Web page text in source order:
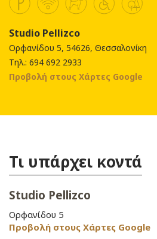
Studio Pellizco
Ορφανίδου 5, 54626, Θεσσαλονίκη
Τηλ.: 694 692 2933
Προβολή στους Χάρτες Google
Τι υπάρχει κοντά
Studio Pellizco
Ορφανίδου 5
Προβολή στους Χάρτες Google